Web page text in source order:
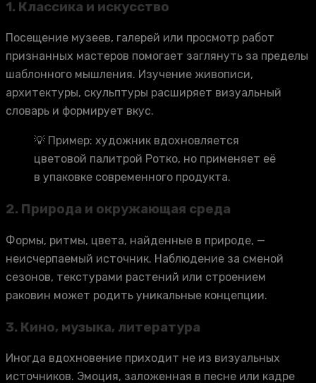
1. Классика и искусство
Посещение музеев, галерей или просмотр работ
признанных мастеров помогает заглянуть за пределы
шаблонного мышления. Изучение живописи,
архитектуры, скульптуры расширяет визуальный
словарь и формирует вкус.
💡 Пример: художник вдохновляется
цветовой палитрой Ротко, но применяет её
в упаковке современного продукта.
2. Природа и окружающая среда
Формы, ритмы, цвета, найденные в природе, —
неисчерпаемый источник. Наблюдение за сменой
сезонов, текстурами растений или строением
раковин может родить уникальные концепции.
3. Кино, музыка, литература
Иногда вдохновение приходит не из визуальных
источников. Эмоция, заложенная в песне или кадре